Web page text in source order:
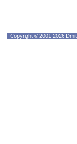
Copyright © 2001-2026